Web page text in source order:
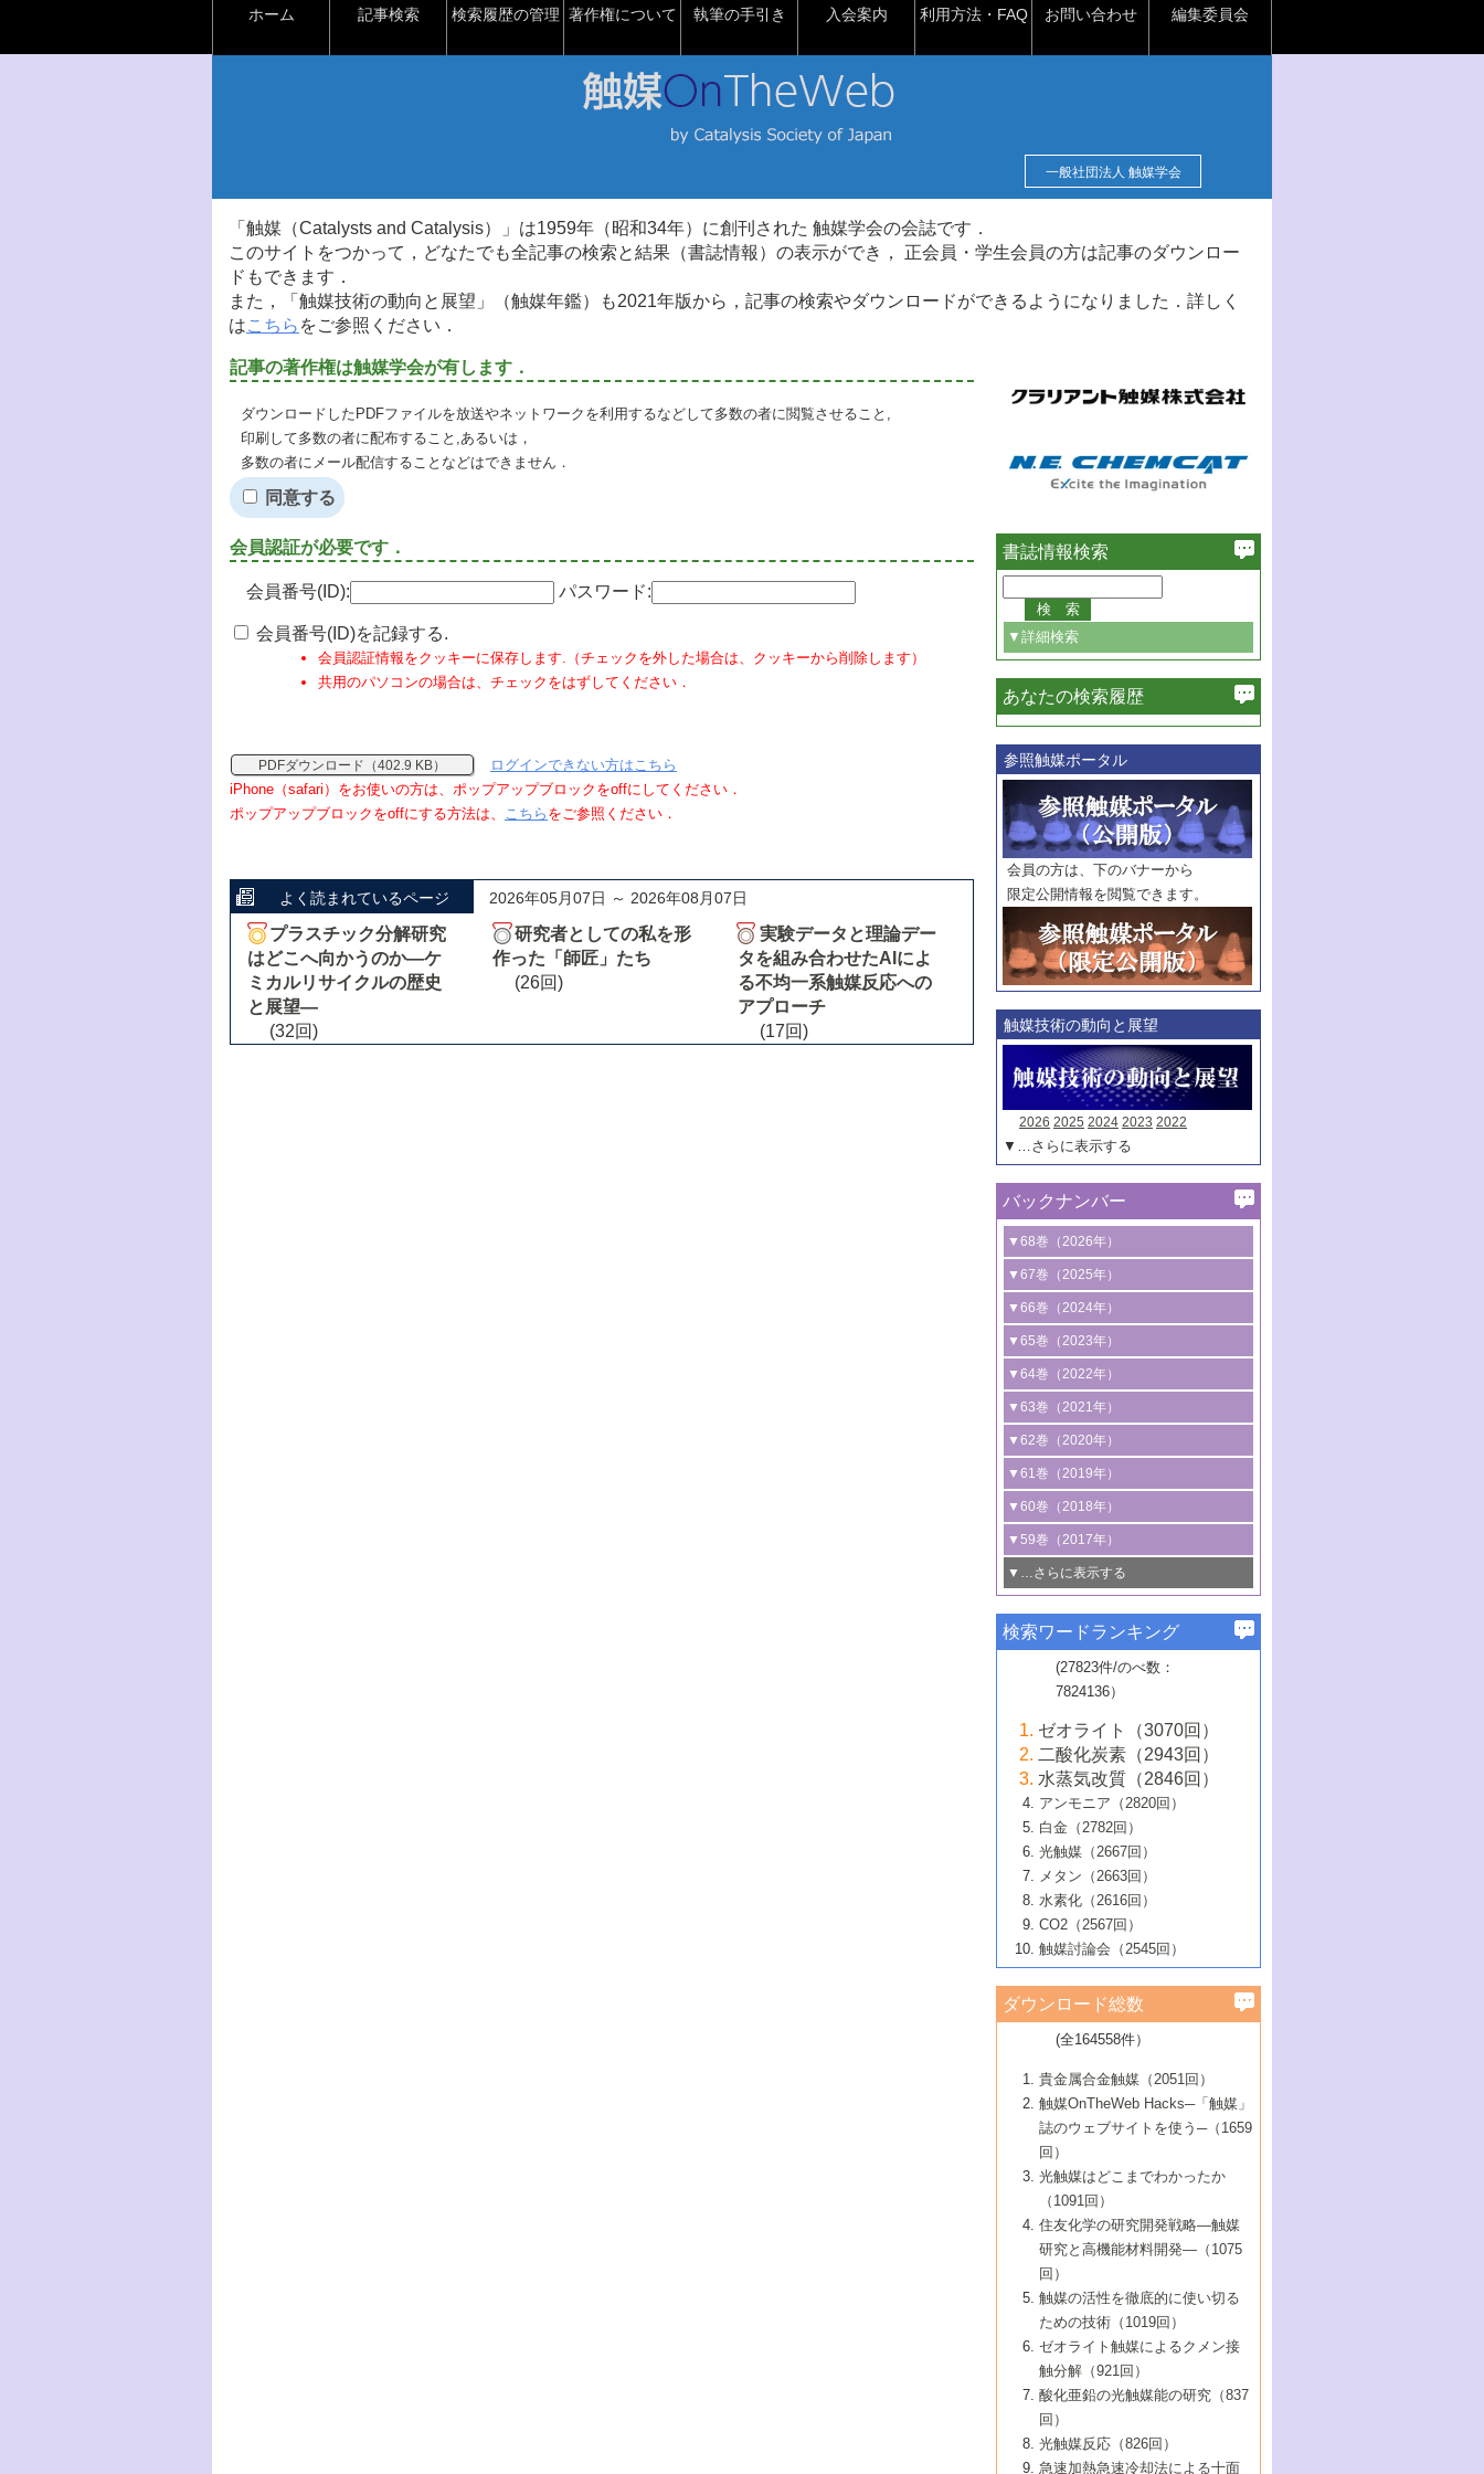
ホーム 記事検索 検索履歴の管理 著作権について 執筆の手引き 入会案内 利用方法・FAQ お問い合わせ 編集委員会
一般社団法人 触媒学会
「触媒（Catalysts and Catalysis）」は1959年（昭和34年）に創刊された 触媒学会の会誌です．
このサイトをつかって，どなたでも全記事の検索と結果（書誌情報）の表示ができ， 正会員・学生会員の方は記事のダウンロー
ドもできます．
また，「触媒技術の動向と展望」（触媒年鑑）も2021年版から，記事の検索やダウンロードができるようになりました．詳しく
はこちら をご参照ください．
記事の著作権は触媒学会が有します．
ダウンロードしたPDFファイルを放送やネットワークを利用するなどして多数の者に閲覧させること,
印刷して多数の者に配布すること,あるいは，
多数の者にメール配信することなどはできません．
同意する
会員認証が必要です．
会員番号(ID): パスワード:
会員番号(ID)を記録する.
会員認証情報をクッキーに保存します.（チェックを外した場合は、クッキーから削除します）
共用のパソコンの場合は、チェックをはずしてください．
PDFダウンロード（402.9 KB）
ログインできない方はこちら
iPhone（safari）をお使いの方は、ポップアップブロックをoffにしてください．
ポップアップブロックをoffにする方法は、 こちら をご参照ください．
よく読まれているページ 2026年05月07日 ～ 2026年08月07日
プラスチック分解研究
はどこへ向かうのか―ケ
ミカルリサイクルの歴史
と展望―
(32回)
研究者としての私を形
作った「師匠」たち
(26回)
実験データと理論デー
タを組み合わせたAIによ
る不均一系触媒反応への
アプローチ
(17回)
書誌情報検索
▼詳細検索
必ず含む
巻・号指定
巻
号
範囲指定
巻
号～
巻
号
触媒年鑑
年度
記事種別
マーク：
マークあり
あなたの検索履歴
参照触媒ポータル
会員の方は、下のバナーから
限定公開情報を閲覧できます。
触媒技術の動向と展望
2026 2025 2024 2023 2022
▼…さらに表示する
バックナンバー
▼68巻（2026年）
1号 過酸化水素合成に関する研究動向
2号 コンピューター技術により加速する
触媒開発
3号 有機分子変換やCO 資源化のための
光触媒に関する最近の研究
B号 第137回触媒討論会（2026年）
▼67巻（2025年）
1号 CO
水素化によるグリーン燃料/グリ
ーンケミカル製造
2号 水素製造のための水分解技術に関す
る最近の研究
3号 オレフィン系樹脂の精密合成に関す
る最新技術
4号 アルコール類の効率的変換を実現す
る非貴金属触媒の研究動向
5号 ゼオライトの合成と応用における研
究動向
6号 ヘテロ接合界面
B号 第135回触媒討論会（2025年）
▼66巻（2024年）
1号 低次元ナノ構造を有する触媒材料
2号 規制反応場を活用した固体触媒研究
の新展開
3号 未踏分子変換を目指した酸化触媒プ
ロセスの最前線
4号 シンクロトロン放射光および中性子
線を利用した触媒解析技術の最先端
5号 単原子触媒
6号 参照触媒委員会からのお知らせ
B号 第133回触媒討論会（2023年）
▼65巻（2023年）
1号 炭素が関わる触媒機能
2号 プラスチックケミカルリサイクルの
ための触媒技術
3号 非酸化物系金属化合物を基盤とした
触媒材料の開発
4号 格子酸素・格子酸素欠陥を利用した
触媒反応
5号 生体触媒によるエネルギー変換反応
6号 窒素とリンの循環のための触媒・機
能性材料
▼64巻（2022年）
1号 合成ガス製造とCOを用いるケミカル
ズ合成の最新動向
2号 化学品合成のための合金触媒開発
3号 CO の排出削減および有効活用のた
めの触媒技術
4号 若手による情報発信企画～とびたて
若き触媒の研究者たち～（1）
若き触媒の研究者たち～（2）
6号 石油のノーブル・ユースを志向した
触媒技術
大学：オンライン・対面開催）
▼63巻（2021年）
1号 金触媒の新展開
2号 ペロブスカイト
3号 特殊反応場を利用した触媒的分子変
換反応
4号 多孔質材料を用いた触媒の新展開
5号 情報学的手法を用いた触媒開発
6号 カーボンニュートラルに向けた電解
技術
B号 第127回触媒討論会（2021年・オン
ライン開催(Zoom)のみ）
▼62巻（2020年）
1号 触媒設計を拓く欠陥構造のキャラク
タリゼーション
2号 機能化学品製造に資するクリーンな
触媒的酸化反応
3号 水処理のための触媒化学
4号 光触媒を用いた水分解の最新の研究
動向
5号 次世代の触媒プロセスを支えるマイ
6号 メタン転換技術の最新動向
B号 第125回触媒討論会（2020年・工学
院大学）
▼61巻（2019年）
1号 物質移動制御に着目した触媒プロセ
ス開発
2号 CO2 フリー水素サプライチェーンに
関わる触媒開発動向
3号 精密高分子合成に関する最近の研究
動向
4号 バイオマス化成品製造のための触媒
5号 固体触媒による含窒素有機化合物変
換の最前線
6号 貴金属使用量低減に向けた自動車排
ガス浄化触媒の開発
B号 第123回触媒討論会（2019年・大阪
▼60巻（2018年）
1号 固体酸触媒の最新の研究動向
2号 二酸化炭素からの有用化学品合成
3号 ナノ粒子・クラスター触媒の最前線
4号 60周年記念企画
5号 進化するゼオライト合成技術
6号 非貴金属系触媒における電気化学的
B号 第121回触媒討論会（2018年・東京
大学）
▼59巻（2017年）
1号 いたるところに，触媒
最先端技術
3号 無機分離膜材料の開発と触媒反応プ
ロセスへの適用
5号 水素のふるまいを解き明かす最先端
研究
6号 低級アルカンの有効利用のための触
媒技術
B号 第119回触媒討論会（2017年・首都
大学東京）
▼…さらに表示する
1号 ユニークな構造の高分子を生み出す触
2号 リグニンからの化成品製造に向けた触
媒技術
3号 触媒研究の最先端～とびたて若き研究
者たち～（1）
4号 触媒研究の最先端～とびたて若き研究
者たち～（2）
5号 触媒研究の最先端～とびたて若き研究
者たち～（3）
6号 イオニクス材料と燃料電池・電解合成
の最新の研究動向
B号 第117回触媒討論会（2016年・大阪府
立大学）
▼57巻（2015年）
1号 水素キャリアにかかわる触媒技術の新
2号 石油精製用触媒の最近の進展
3号 固体酸化物形燃料電池（SOFC）におけ
るアノード触媒上での燃料直接改質技術
4号 コアシェル構造の制御による触媒機能
5号 工業触媒およびその周辺技術の最近の
進歩
6号 ナノシート
B号 第115回触媒討論会（2015年・成蹊大
▼56巻（2014年）
2号 光触媒反応機構に関する最新の研究動
向
開発動向
4号 人工光合成に向けた近年のアプローチ
5号 未利用熱エネルギーの有効活用に貢献
する触媒技術
6号 ポリオキソメタレート
B号 第113回触媒討論会（2014年・ロワジ
ールホテル豊橋）
1号 高耐久性燃料電池システム用触媒にお
ける新展開
2号 リビングラジカル重合の最近の動向
3号 天然ガスの化学工業的展開に関する触
媒技術
4号 貴金属触媒の精密構造制御とその活用
5号 バイオマス化成品製造のための固体触
6号 ナノ空間─吸着状態解析から新機能開拓
B号 第111回触媒討論会（2013年・関西大
▼54巻（2012年）
1号 規則性多孔体の利用技術における最近
の進歩
2号 第109回触媒討論会
3号 貴金属低減技術の最新動向
4号 貴金属代替技術の最新動向
5号 光触媒による物質変換反応の新展開
6号 グラフェン
7号 水素を利用する化成品合成の新潮流
▼53巻（2011年）
1号 金属学から見る合金触媒の新展開
2号 第107回触媒討論会
3号 触媒のその場観察法の進歩（１）
4号 触媒のその場観察法の進歩（２）
5号 不活性結合の触媒的活性化による有機
合成
6号 新しい固体酸触媒技術
7号 ゼオライト合成における最近の進歩
▼52巻（2010年）
1号 触媒の劣化対策と長寿命触媒開発
2号 第105回触媒討論会
3号 ナノ構造が拓く新機能
4号 活性サイトおよびその環境の精密な設
計による触媒の高機能化
5号 触媒を有効に使うための技術
7号 有機分子触媒による精密有機合成
8号 高機能化ポリオレフィンに向けた重合
触媒の最近の進展
1号 炭素材料－熱い注目を集める材料－
2号 第103回触媒討論会
3号 環境浄化用光触媒の現状と課題
4号 水素社会の実現に向けた水素製造・貯
蔵技術の進歩
5号 CO2が関わる触媒・材料
7号 持続可能社会実現のための触媒および
触媒関連技術
▼50巻（2008年）
1号 触媒化学と学会のこの10年，半世紀，
そして未来
2号 第101回触媒討論会
4号 錯体を利用したユニークな表面構造の
構築と機能
5号 若手会員による触媒研究の未来展望1：
企業編
6号 第102回触媒討論会
7号 触媒・化学反応における計算化学の進
8号 若手研究者による触媒研究の未来展望
2：大学・研究所編
▼49巻（2007年）
1号 含フッ素化合物の合成と触媒
2号 第99回触媒討論会
3号 実用的ファインケミカル合成プロセス
を実現する触媒
5号 こんな物質，あんな物質―新たな触媒
の可能性―
7号 『結晶の化学』を活かした触媒研究
8号 イオン液体の応用
▼48巻（2006年）
1号 固体酸触媒の最近の進歩
2号 第97回触媒討論会
3号 リビング重合触媒の最近の展開
5号 水素製造・貯蔵のための触媒技術の新
しい展開
6号 第98回触媒討論会
7号 基礎化学品製造の触媒技術
8号 多機能型リアクター
1号 最近の触媒担体とその効果
2号 第95回触媒討論会
4号 水分解用光触媒材料
5号 時間分解分光の進歩と応用
6号 第96回触媒討論会
8号 超臨界流体を用いた化学プロセスの新
▼46巻（2004年）
1号 部分酸化反応触媒の最前線
2号 第93回触媒討論会
3号 特殊エネルギー場の触媒反応
4号 生体内における金属の触媒作用
5号 ファインケミカルズの展開に寄与する
6号 第94回触媒討論会
7号 サブナノレベルでみた新しい表面現象
8号 オレフィン重合触媒の新たな展
▼45巻（2003年）
1号 なぜこの触媒が良いのか？
2号 第91回触媒討論会
3号 最近の自動車排ガス処理技術
4号 触媒研究の現状と将来─第90回触媒討論
5号 基礎化学品製造の触媒技術
6号 第92回触媒討論会
7号 基礎化学品製造の触媒技術
8号 資源の循環と触媒技術
▼44巻（2002年）
1号 高次制御された触媒の化学
2号 第89回触媒討論会
3号 触媒を利用した電気化学の新展開
4号 ナノ材料の調製と機能化
5号 こんな触媒が欲しい
6号 第90回触媒討論会
7号 触媒研究と学術雑誌/情報
8号 若い世代からみた触媒化学の現状と未
▼43巻（2001年）
1号 グリーンケミストリーと触媒
2号 第87回触媒討論会特集号
3号 生体触媒とバイオプロセス
4号 水素製造・利用の触媒化学
5号 触媒研究における新しい切り口：コン
ビナトリアルケミストリー
6号 第88回触媒討論会特集号
7号 企業における触媒研究のブレークスル
8号 この材料を触媒として使ってみません
▼42巻（2000年）
1号 触媒反応工学の明日を拓く
2号 第85回触媒討論会
3号 反応ダイナミクス
5号 触媒のおもしろさをどのように伝える
6号 第86回触媒討論会
7号 水素化精製触媒の新しい展開
8号 新しい反応性と機能性を目指した金属
クラスタ-化学
▼41巻（1999年）
1号 孔、穴、あな?-特異な空間とその利用-
2号 第83回触媒討論会
3号 均一系触媒反応最前線
4号 実用炭素材料の新展開
5号 研究の方法論を考える
7号 機能性金属材料と触媒
8号 触媒研究へのNMRの応用と展望
▼40巻（1998年）
進展と21世紀への提言/創立40周年記念・触
媒学会この10年の歩みとこれから/創立40周
2号 第81回触媒討論会
3号 計算機触媒化学へのさそい
4号 触媒劣化の制御と予測
5号 最新の実用プロセスと触媒
6号 第82回触媒討論会
1号 均一系と不均一系触媒反応-その特徴と
接点
2号 第79回触媒討論会
3号 最新NO除去触媒の実用化研究
4号 新しい反応場を目指した触媒調製
5号 反応・分離技術の新しい展開
6号 第80回触媒討論会
▼38巻（1996年）
1号 触媒の構造と触媒作用/C1化学を中心と
する21世紀への触媒
3号 オリンピックメダル:金・銀・銅はどん
な触媒作用を示すか
4号 触媒作用における機能の複合化
▼37巻（1995年）
1号 ファインケミカルズと固体触媒
2号 第75回触媒討論会
3号 希土類を利用した触媒
4号 触媒とリサイクル
5号 エネルギー変換触媒
▼36巻（1994年）
1号 電気化学と触媒
2号 第73回触媒討論会
3号 C4化学の展開
4号 《通常号》
▼35巻（1993年）
1号 工業触媒開発マニュアル―探索から工
業化まで
2号 第71回触媒討論会
▼34巻（1992年）
1号 インパクトを与えたこの研究
2号 第69回触媒討論会
▼33巻（1991年）
1号 触媒プロセス開発マニュアル―探索か
▼32巻（1990年）
検索ワードランキング
(27823件/のべ数：
7824136）
ゼオライト（3070回）
二酸化炭素（2943回）
水蒸気改質（2846回）
アンモニア（2820回）
白金（2782回）
光触媒（2667回）
メタン（2663回）
水素化（2616回）
CO2（2567回）
触媒討論会（2545回）
ダウンロード総数
(全164558件）
貴金属合金触媒（2051回）
触媒OnTheWeb Hacks─「触媒」
誌のウェブサイトを使う─（1659
回）
光触媒はどこまでわかったか
（1091回）
住友化学の研究開発戦略―触媒
研究と高機能材料開発―（1075
回）
触媒の活性を徹底的に使い切る
ための技術（1019回）
ゼオライト触媒によるクメン接
触分解（921回）
酸化亜鉛の光触媒能の研究（837
回）
光触媒反応（826回）
急速加熱急速冷却法による十面